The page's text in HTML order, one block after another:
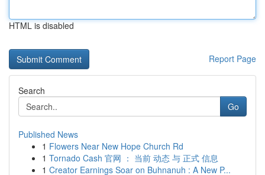
HTML is disabled
Report Page
Search
Go
Published News
1 Flowers Near New Hope Church Rd
1 Tornado Cash 官网 ： 当前 动态 与 正式 信息
1 Creator Earnings Soar on Buhnanuh : A New P...